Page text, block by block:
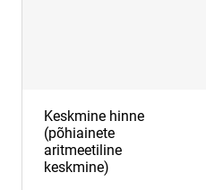
Keskmine hinne
(põhiainete
aritmeetiline
keskmine)